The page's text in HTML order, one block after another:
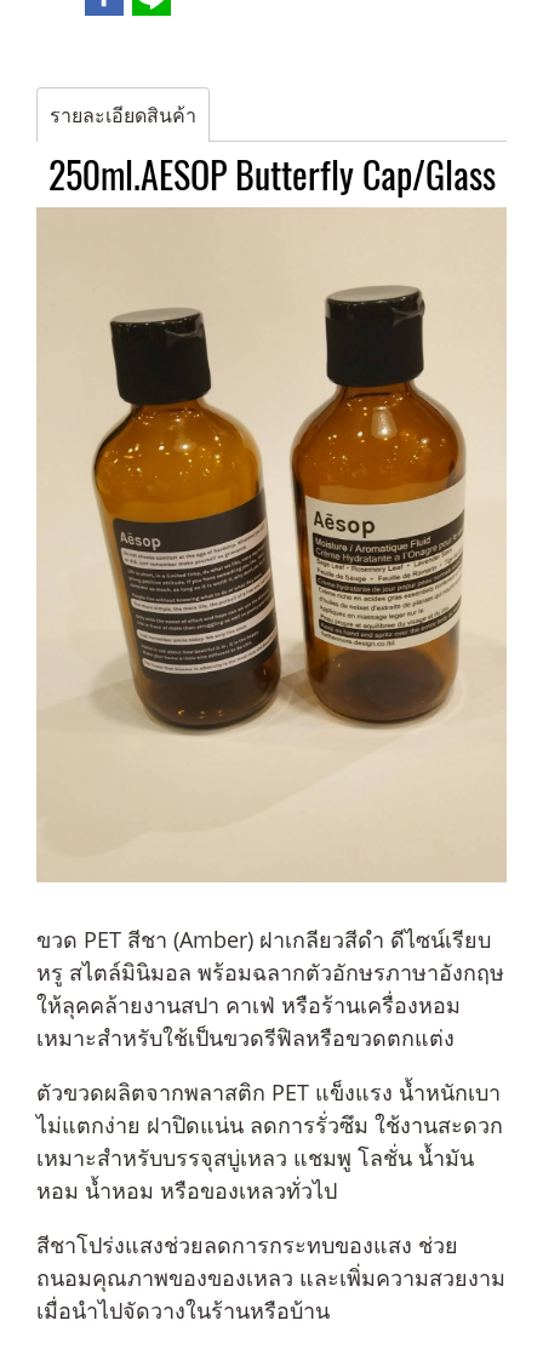
รายละเอียดสินค้า
250ml.AESOP Butterfly Cap/Glass
ขวด PET สีชา (Amber) ฝาเกลียวสีดำ ดีไซน์เรียบ
หรู สไตล์มินิมอล พร้อมฉลากตัวอักษรภาษาอังกฤษ
ให้ลุคคล้ายงานสปา คาเฟ่ หรือร้านเครื่องหอม
เหมาะสำหรับใช้เป็นขวดรีฟิลหรือขวดตกแต่ง
ตัวขวดผลิตจากพลาสติก PET แข็งแรง น้ำหนักเบา
ไม่แตกง่าย ฝาปิดแน่น ลดการรั่วซึม ใช้งานสะดวก
เหมาะสำหรับบรรจุสบู่เหลว แชมพู โลชั่น น้ำมัน
หอม น้ำหอม หรือของเหลวทั่วไป
สีชาโปร่งแสงช่วยลดการกระทบของแสง ช่วย
ถนอมคุณภาพของของเหลว และเพิ่มความสวยงาม
เมื่อนำไปจัดวางในร้านหรือบ้าน